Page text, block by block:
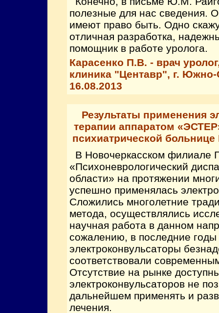
полезные для нас сведения.
имеют право быть. Одно
отличная разработка,
помощник в работе уролога.
Карасенко П.В. - врач
клиника "Центавр", г. Южно-
16.08.2013
Результаты применения
терапии аппаратом
психиатрической больнице
В Новочеркасском филиале
«Психоневрологический
области» на протяжении
успешно применялась
Сложились многолетние
метода, осуществлялись
научная работа в данном
сожалению, в последние годы
электроконвульсаторы
соответствовали
Отсутствие на рынке
электроконвульсаторов не
дальнейшем применять и
лечения.